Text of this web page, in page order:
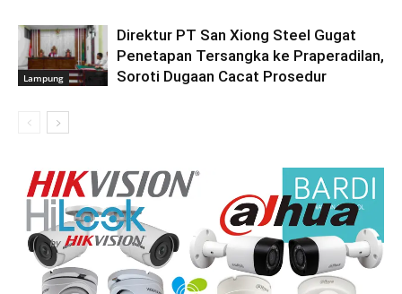
Lampung
Direktur PT San Xiong Steel Gugat
Penetapan Tersangka ke Praperadilan,
Soroti Dugaan Cacat Prosedur